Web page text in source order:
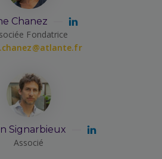
Chanez
Fondatrice
Signarbieux
Associé